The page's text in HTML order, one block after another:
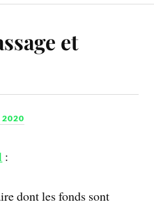
et
2020
:
dont les fonds sont